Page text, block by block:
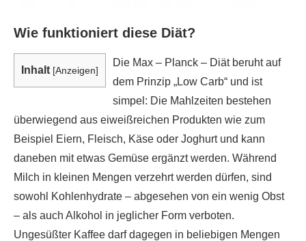
Wie funktioniert diese Diät?
Inhalt [Anzeigen]
Die Max – Planck – Diät beruht auf
dem Prinzip „Low Carb“ und ist
simpel: Die Mahlzeiten bestehen
überwiegend aus eiweißreichen Produkten wie zum
Beispiel Eiern, Fleisch, Käse oder Joghurt und kann
daneben mit etwas Gemüse ergänzt werden. Während
Milch in kleinen Mengen verzehrt werden dürfen, sind
sowohl Kohlenhydrate – abgesehen von ein wenig Obst
– als auch Alkohol in jeglicher Form verboten.
Ungesüßter Kaffee darf dagegen in beliebigen Mengen